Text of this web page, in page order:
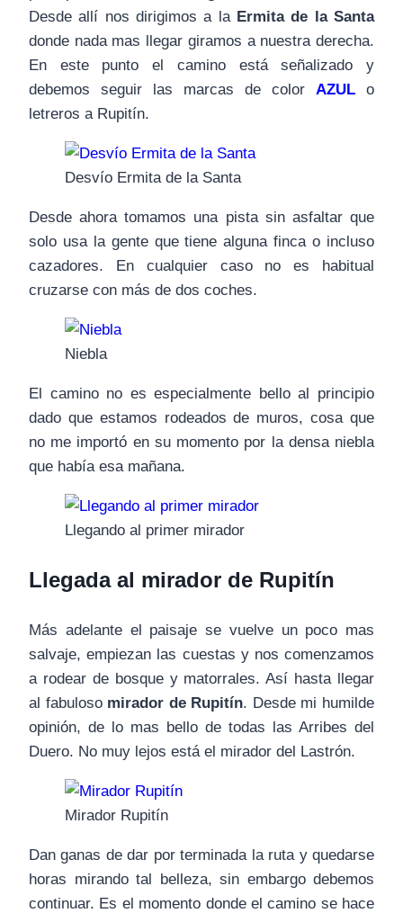
Desde allí nos dirigimos a la Ermita de la Santa
donde nada mas llegar giramos a nuestra derecha.
En este punto el camino está señalizado y
debemos seguir las marcas de color AZUL o
letreros a Rupitín.
Desvío Ermita de la Santa
Desde ahora tomamos una pista sin asfaltar que
solo usa la gente que tiene alguna finca o incluso
cazadores. En cualquier caso no es habitual
cruzarse con más de dos coches.
Niebla
El camino no es especialmente bello al principio
dado que estamos rodeados de muros, cosa que
no me importó en su momento por la densa niebla
que había esa mañana.
Llegando al primer mirador
Llegada al mirador de Rupitín
Más adelante el paisaje se vuelve un poco mas
salvaje, empiezan las cuestas y nos comenzamos
a rodear de bosque y matorrales. Así hasta llegar
al fabuloso mirador de Rupitín. Desde mi humilde
opinión, de lo mas bello de todas las Arribes del
Duero. No muy lejos está el mirador del Lastrón.
Mirador Rupitín
Dan ganas de dar por terminada la ruta y quedarse
horas mirando tal belleza, sin embargo debemos
continuar. Es el momento donde el camino se hace